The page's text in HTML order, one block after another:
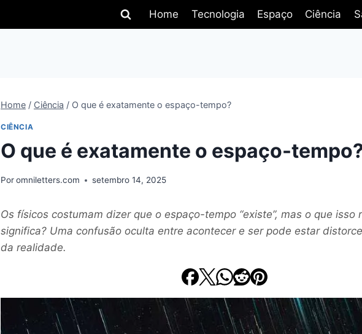
Home Tecnologia Espaço Ciência
Home / Ciência / O que é exatamente o espaço-tempo?
CIÊNCIA
O que é exatamente o espaço-
Poromniletters.com setembro 14, 2025
Os físicos costumam dizer que o espaço-tempo “existe”, mas o que isso
significa? Uma confusão oculta entre acontecer e ser pode estar
da realidade.